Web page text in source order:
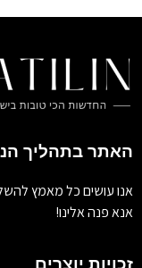
האתר בתהליך
אנו עושים כל מאמץ
אנא פנה אלינו!